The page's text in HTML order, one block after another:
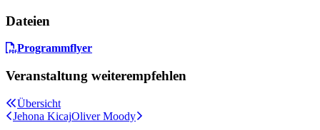
Dateien
Programmflyer
Veranstaltung weiterempfehlen
Übersicht
Jehona KicajOliver Moody